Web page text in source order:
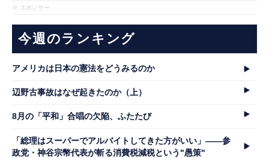
※ スポンサー
今週のランキング
アメリカは日本の憲法をどうみるのか
辺野古事故はなぜ起きたのか（上）
8月の「平和」合唱の欠陥、ふたたび
「総理はスーパーでアルバイトしてきた方がいい」――参
政党・神谷宗幣代表が斬る消費税減税という"愚策"